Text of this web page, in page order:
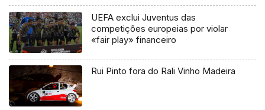
UEFA exclui Juventus das
competições europeias por violar
«fair play» financeiro
Rui Pinto fora do Rali Vinho Madeira